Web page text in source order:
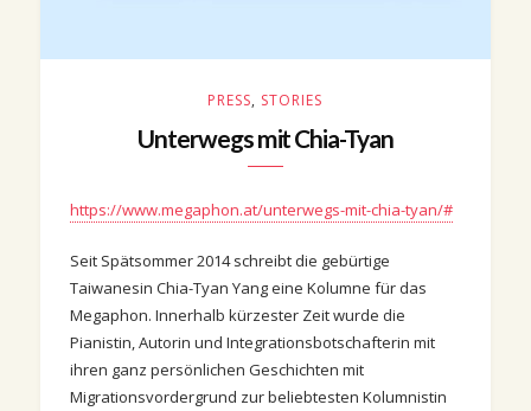
PRESS, STORIES
Unterwegs mit Chia-Tyan
https://www.megaphon.at/unterwegs-mit-chia-tyan/#
Seit Spätsommer 2014 schreibt die gebürtige
Taiwanesin Chia-Tyan Yang eine Kolumne für das
Megaphon. Innerhalb kürzester Zeit wurde die
Pianistin, Autorin und Integrationsbotschafterin mit
ihren ganz persönlichen Geschichten mit
Migrationsvordergrund zur beliebtesten Kolumnistin